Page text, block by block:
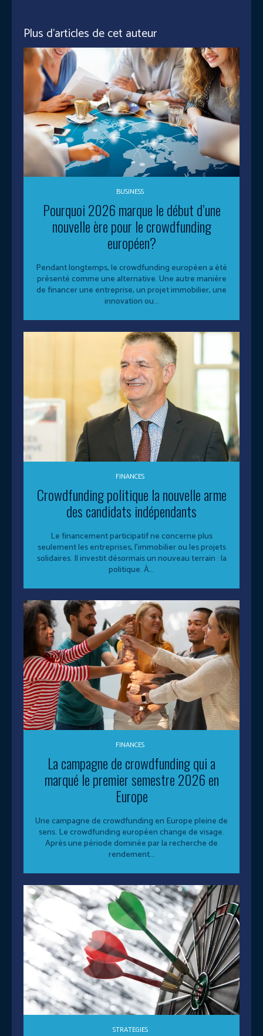
Plus d'articles de cet auteur
BUSINESS
Pourquoi 2026 marque le début d’une
nouvelle ère pour le crowdfunding
européen?
Pendant longtemps, le crowdfunding européen a été
présenté comme une alternative. Une autre manière
de financer une entreprise, un projet immobilier, une
innovation ou...
FINANCES
Crowdfunding politique la nouvelle arme
des candidats indépendants
Le financement participatif ne concerne plus
seulement les entreprises, l’immobilier ou les projets
solidaires. Il investit désormais un nouveau terrain : la
politique. À...
FINANCES
La campagne de crowdfunding qui a
marqué le premier semestre 2026 en
Europe
Une campagne de crowdfunding en Europe pleine de
sens. Le crowdfunding européen change de visage.
Après une période dominée par la recherche de
rendement...
STRATEGIES